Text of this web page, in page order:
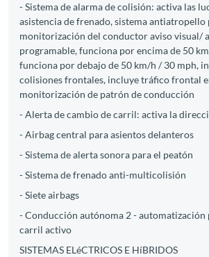
- Sistema de alarma de colisión: activa las
asistencia de frenado, sistema antiatropello
monitorización del conductor aviso visual/
programable, funciona por encima de 50
funciona por debajo de 50 km/h / 30 mph,
colisiones frontales, incluye tráfico frontal
monitorización de patrón de conducción
- Alerta de cambio de carril: activa la
- Airbag central para asientos delanteros
- Sistema de alerta sonora para el peatón
- Sistema de frenado anti-multicolisión
- Siete airbags
- Conducción autónoma 2 -
carril activo
SISTEMAS ELéCTRICOS E HíBRIDOS